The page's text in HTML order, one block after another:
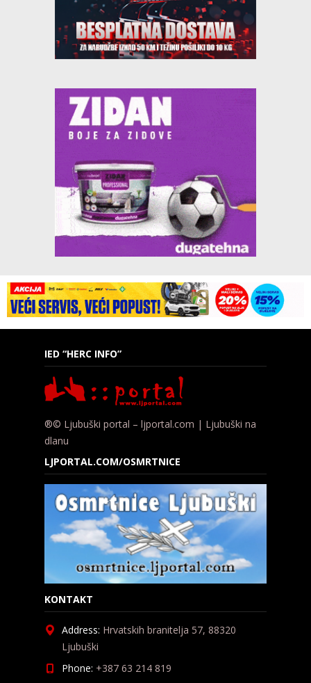
IED “HERC INFO”
®© Ljubuški portal – ljportal.com | Ljubuški na
dlanu
LJPORTAL.COM/OSMRTNICE
KONTAKT
Address: Hrvatskih branitelja 57, 88320
Ljubuški
Phone: +387 63 214 819